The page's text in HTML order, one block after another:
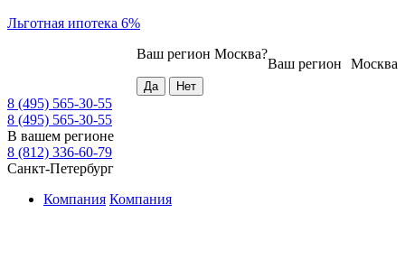
Льготная ипотека 6%
Москва
Ваш регион
Ваш регион Москва?
8 (495) 565-30-55
8 (495) 565-30-55
В вашем регионе
8 (812) 336-60-79
Санкт-Петербург
Компания Компания